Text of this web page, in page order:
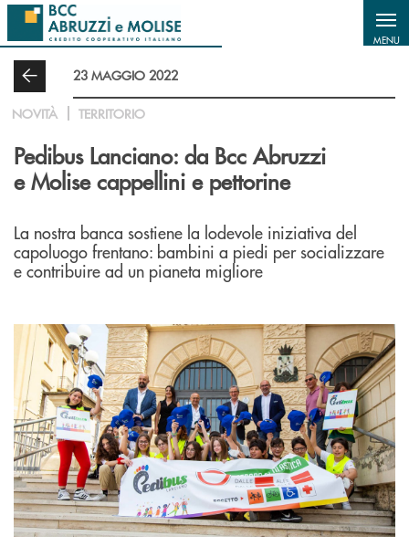
Salta al contenuto principale
MENU
23 MAGGIO 2022
NOVITÀ TERRITORIO
Pedibus Lanciano: da Bcc Abruzzi
e Molise cappellini e pettorine
La nostra banca sostiene la lodevole iniziativa del
capoluogo frentano: bambini a piedi per socializzare
e contribuire ad un pianeta migliore